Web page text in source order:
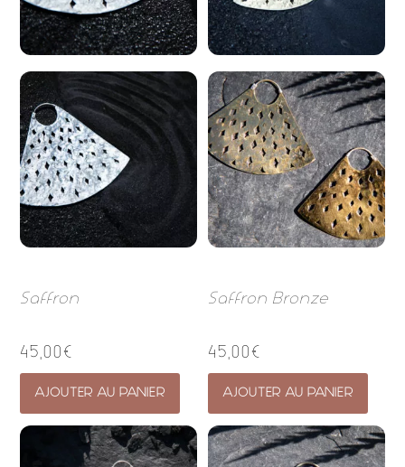
Saffron
45,00 €
AJOUTER AU PANIER
Saffron Bronze
45,00 €
AJOUTER AU PANIER